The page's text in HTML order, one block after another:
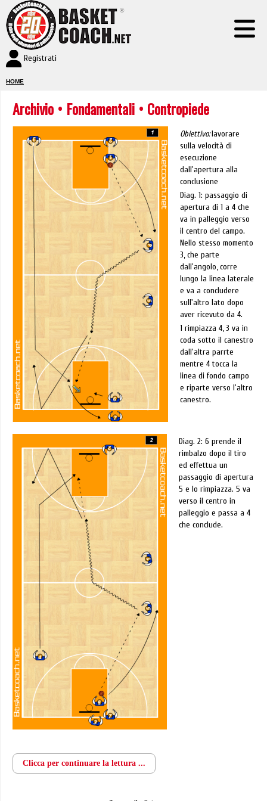
Registrati
HOME
Archivio • Fondamentali • Contropiede
Obiettivo:lavorare
sulla velocità di
esecuzione
dall'apertura alla
conclusione
Diag. 1: passaggio di
apertura di 1 a 4 che
va in palleggio verso
il centro del campo.
Nello stesso momento
3, che parte
dall'angolo, corre
lungo la linea laterale
e va a concludere
sull'altro lato dopo
aver ricevuto da 4.
1 rimpiazza 4, 3 va in
coda sotto il canestro
dall'altra parrte
mentre 4 tocca la
linea di fondo campo
e riparte verso l'altro
canestro.
Diag. 2: 6 prende il
rimbalzo dopo il tiro
ed effettua un
passaggio di apertura
5 e lo rimpiazza. 5 va
verso il centro in
palleggio e passa a 4
che conclude.
Clicca per continuare la lettura ...